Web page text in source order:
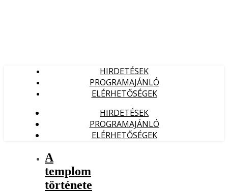
HIRDETÉSEK
PROGRAMAJÁNLÓ
ELÉRHETŐSÉGEK
HIRDETÉSEK
PROGRAMAJÁNLÓ
ELÉRHETŐSÉGEK
A
templom
története